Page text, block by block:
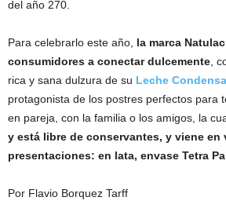
del año 270.
Para celebrarlo este año, la marca
consumidores a conectar dulcemente,
rica y sana dulzura de su Leche
protagonista de los postres perfectos para
en pareja, con la familia o los amigos, la
y está libre de conservantes, y viene en
presentaciones: en lata, envase Tetra
Por Flavio Borquez Tarff